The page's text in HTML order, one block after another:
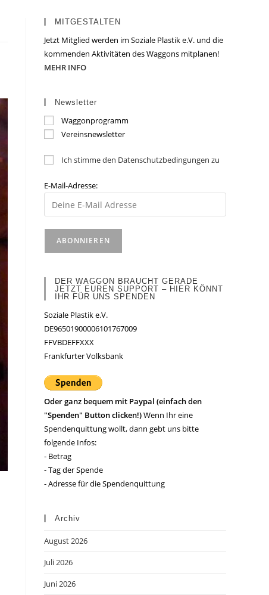
MITGESTALTEN
Jetzt Mitglied werden im Soziale Plastik e.V. und die
kommenden Aktivitäten des Waggons mitplanen!
MEHR INFO
Newsletter
Waggonprogramm
Vereinsnewsletter
Ich stimme den Datenschutzbedingungen zu
E-Mail-Adresse:
DER WAGGON BRAUCHT GERADE
JETZT EUREN SUPPORT – HIER KÖNNT
IHR FÜR UNS SPENDEN
Soziale Plastik e.V.
DE96501900006101767009
FFVBDEFFXXX
Frankfurter Volksbank
Oder ganz bequem mit Paypal (einfach den
"Spenden" Button clicken!)Wenn Ihr eine
Spendenquittung wollt, dann gebt uns bitte
folgende Infos:
- Betrag
- Tag der Spende
- Adresse für die Spendenquittung
Archiv
August 2026
Juli 2026
Juni 2026